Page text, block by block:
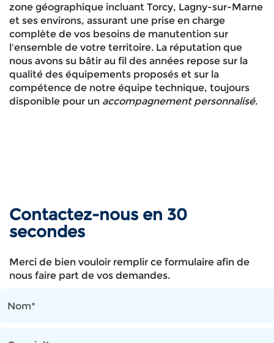
zone géographique incluant Torcy, Lagny-sur-Marne
et ses environs, assurant une prise en charge
complète de vos besoins de manutention sur
l'ensemble de votre territoire. La réputation que
nous avons su bâtir au fil des années repose sur la
qualité des équipements proposés et sur la
compétence de notre équipe technique, toujours
disponible pour un accompagnement personnalisé.
Contactez-nous en 30
secondes
Merci de bien vouloir remplir ce formulaire afin de
nous faire part de vos demandes.